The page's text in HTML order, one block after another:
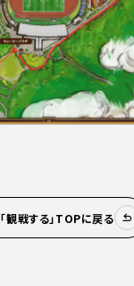
「観戦する」TOPに戻る